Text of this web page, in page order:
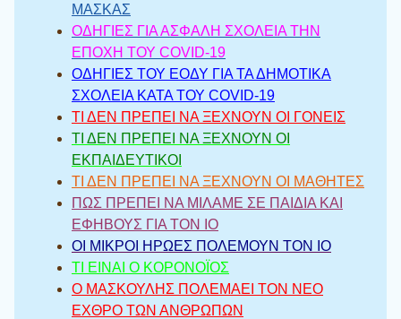
ΜΑΣΚΑΣ
ΟΔΗΓΙΕΣ ΓΙΑ ΑΣΦΑΛΗ ΣΧΟΛΕΙΑ ΤΗΝ
ΕΠΟΧΗ ΤΟΥ COVID-19
ΟΔΗΓΙΕΣ ΤΟΥ ΕΟΔΥ ΓΙΑ ΤΑ ΔΗΜΟΤΙΚΑ
ΣΧΟΛΕΙΑ ΚΑΤΑ ΤΟΥ COVID-19
ΤΙ ΔΕΝ ΠΡΕΠΕΙ ΝΑ ΞΕΧΝΟΥΝ ΟΙ ΓΟΝΕΙΣ
ΤΙ ΔΕΝ ΠΡΕΠΕΙ ΝΑ ΞΕΧΝΟΥΝ ΟΙ
ΕΚΠΑΙΔΕΥΤΙΚΟΙ
ΤΙ ΔΕΝ ΠΡΕΠΕΙ ΝΑ ΞΕΧΝΟΥΝ ΟΙ ΜΑΘΗΤΕΣ
ΠΩΣ ΠΡΕΠΕΙ ΝΑ ΜΙΛΑΜΕ ΣΕ ΠΑΙΔΙΑ ΚΑΙ
ΕΦΗΒΟΥΣ ΓΙΑ ΤΟΝ ΙΟ
ΟΙ ΜΙΚΡΟΙ ΗΡΩΕΣ ΠΟΛΕΜΟΥΝ ΤΟΝ ΙΟ
ΤΙ ΕΙΝΑΙ Ο ΚΟΡΟΝΟΪΟΣ
Ο ΜΑΣΚΟΥΛΗΣ ΠΟΛΕΜΑΕΙ ΤΟΝ ΝΕΟ
ΕΧΘΡΟ ΤΩΝ ΑΝΘΡΩΠΩΝ